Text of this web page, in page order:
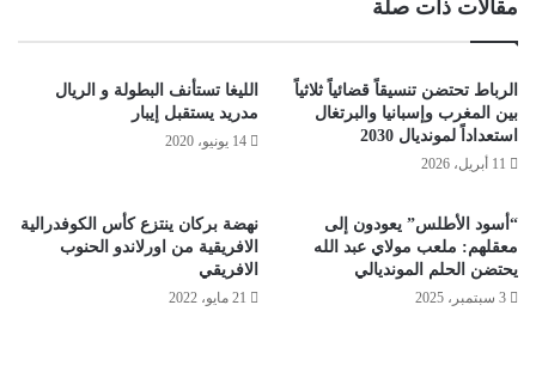
مقالات ذات صلة
الرباط تحتضن تنسيقاً قضائياً ثلاثياً
بين المغرب وإسبانيا والبرتغال
استعداداً لمونديال 2030
11 أبريل، 2026
الليغا تستأنف البطولة و الريال
مدريد يستقبل إيبار
14 يونيو، 2020
“أسود الأطلس” يعودون إلى
معقلهم: ملعب مولاي عبد الله
يحتضن الحلم المونديالي
3 سبتمبر، 2025
نهضة بركان ينتزع كأس الكوفدرالية
الافريقية من اورلاندو الحنوب
الافريقي
21 مايو، 2022